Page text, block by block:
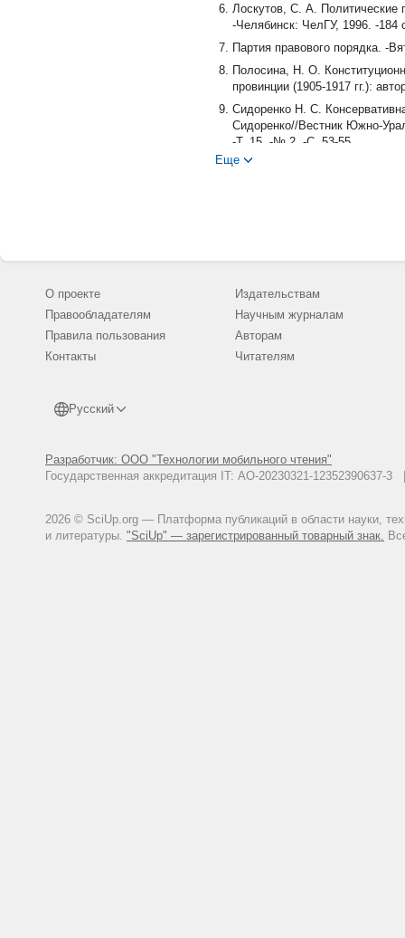
Лоскутов, С. А. Политические
-Челябинск: ЧелГУ, 1996. -184
Партия правового порядка. -
Полосина, Н. О.
провинции (1905-1917 гг.):
Сидоренко Н. С.
Сидоренко//Вестник Южно-
-Т. 15. -№ 2. -С. 53-55.
Спирин, Л. М. Крушение
Еще
О проекте
Правообладателям
Правила пользования
Контакты
Русский
Разработчик: ООО "Технологии мобильного чтения"
Государственная аккредитация IT: АО-20230321-
2026 © SciUp.org — Платформа публикаций в области науки,
и литературы. "SciUp" — зарегистрированный товарный знак.
Издательствам
Научным журналам
Авторам
Читателям